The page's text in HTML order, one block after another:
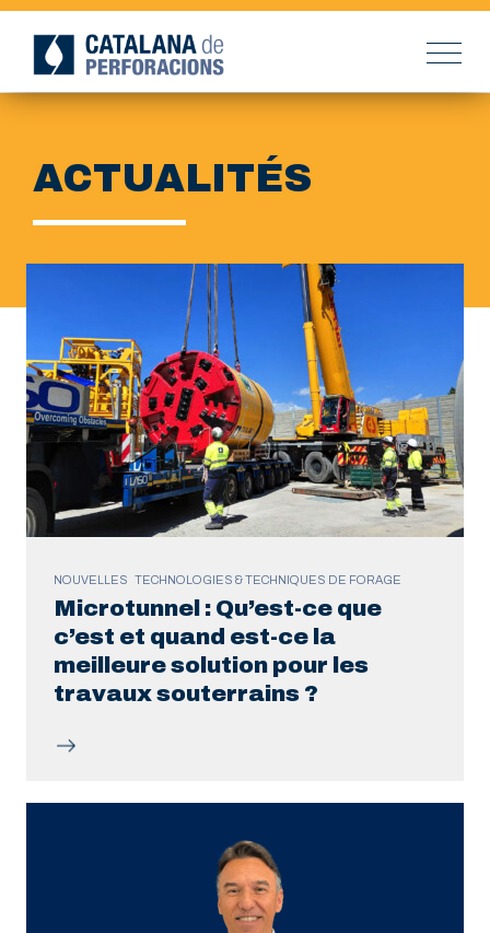
ACTUALITÉS
NOUVELLES TECHNOLOGIES & TECHNIQUES DE FORAGE
Microtunnel : Qu’est-ce que
c’est et quand est-ce la
meilleure solution pour les
travaux souterrains ?